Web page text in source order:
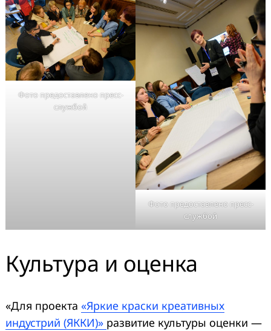
Фото предоставлено пресс-
службой
Фото предоставлено пресс-
службой
Культура и оценка
«Для проекта «Яркие краски креативных
индустрий (ЯККИ)» развитие культуры оценки —